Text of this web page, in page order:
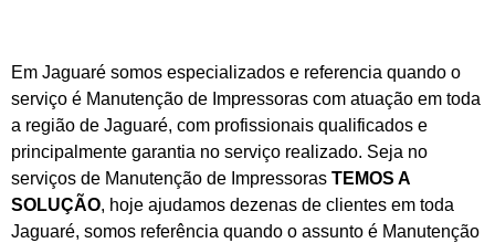
Em Jaguaré somos especializados e referencia quando o
serviço é Manutenção de Impressoras com atuação em toda
a região de Jaguaré, com profissionais qualificados e
principalmente garantia no serviço realizado. Seja no
serviços de Manutenção de Impressoras TEMOS A
SOLUÇÃO, hoje ajudamos dezenas de clientes em toda
Jaguaré, somos referência quando o assunto é Manutenção